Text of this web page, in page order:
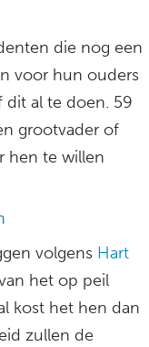
die nog een
voor hun ouders
dit al te doen. 59
grootvader of
hen te willen
volgens Hart
het op peil
kost het hen dan
zullen de